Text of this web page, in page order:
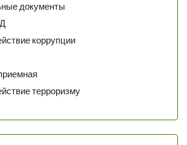
документы
коррупции
терроризму